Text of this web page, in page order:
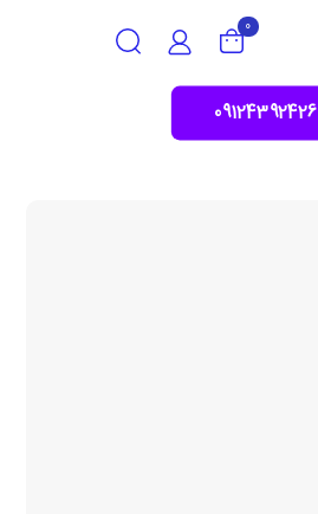
0
09124392426